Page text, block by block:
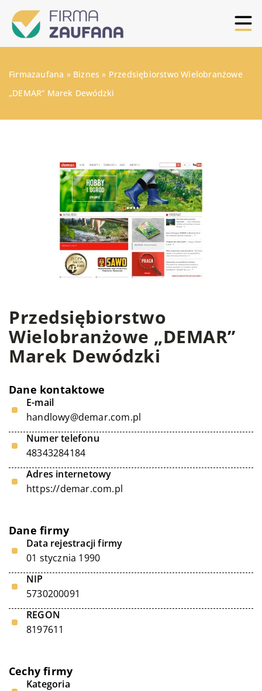
Firmazaufana » Biznes » Przedsiębiorstwo Wielobranżowe
„DEMAR” Marek Dewódzki
Przedsiębiorstwo
Wielobranżowe „DEMAR”
Marek Dewódzki
Dane kontaktowe
E-mail
handlowy@demar.com.pl
Numer telefonu
48343284184
Adres internetowy
https://demar.com.pl
Dane firmy
Data rejestracji firmy
01 stycznia 1990
NIP
5730200091
REGON
8197611
Cechy firmy
Kategoria